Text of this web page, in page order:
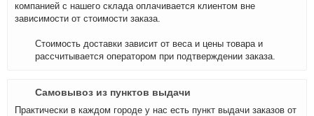
компанией с нашего склада оплачивается клиентом вне
зависимости от стоимости заказа.
Стоимость доставки зависит от веса и цены товара и
рассчитывается оператором при подтверждении заказа.
Самовывоз из пунктов выдачи
Практически в каждом городе у нас есть пункт выдачи заказов от